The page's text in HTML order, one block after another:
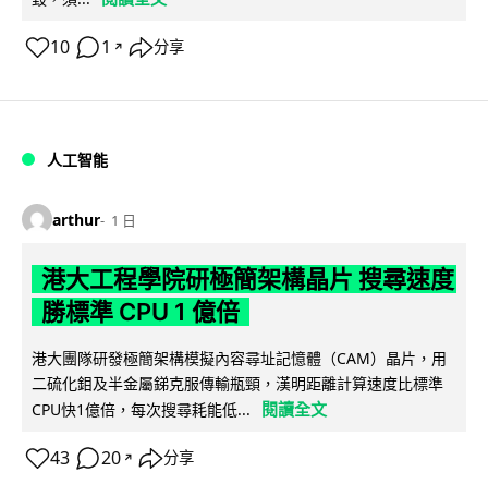
10 1 ↗ 分享
人工智能
arthur 1 日
港大工程學院研極簡架構晶片 搜尋速度
勝標準 CPU 1 億倍
港大團隊研發極簡架構模擬內容尋址記憶體（CAM）晶片，用
二硫化鉬及半金屬銻克服傳輸瓶頸，漢明距離計算速度比標準
CPU快1億倍，每次搜尋耗能低...
閱讀全文
43 20 ↗ 分享